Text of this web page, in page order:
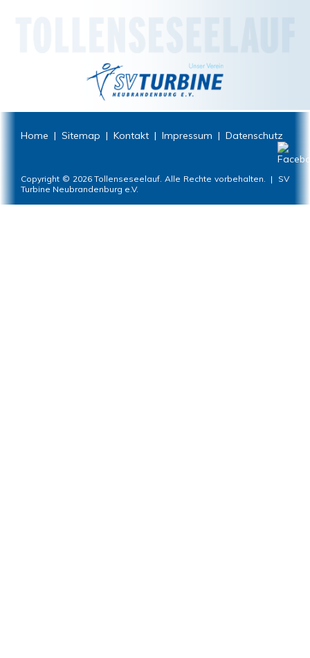
Home | Sitemap | Kontakt | Impressum | Datenschutz
Copyright © 2026 Tollenseseelauf. Alle Rechte vorbehalten. | SV
Turbine Neubrandenburg e.V.